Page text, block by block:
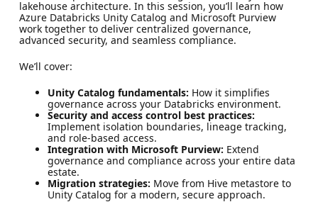
lakehouse architecture. In this session, you’ll learn how
Azure Databricks Unity Catalog and Microsoft Purview
work together to deliver centralized governance,
advanced security, and seamless compliance.
We’ll cover:
Unity Catalog fundamentals: How it simplifies
governance across your Databricks environment.
Security and access control best practices:
Implement isolation boundaries, lineage tracking,
and role-based access.
Integration with Microsoft Purview: Extend
governance and compliance across your entire data
estate.
Migration strategies: Move from Hive metastore to
Unity Catalog for a modern, secure approach.